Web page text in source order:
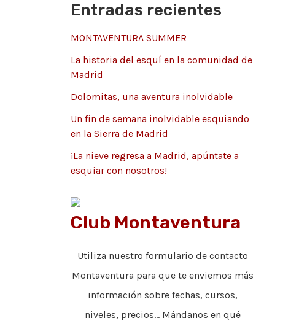
:o
r
a
s
Entradas recientes
MONTAVENTURA SUMMER
La historia del esquí en la comunidad de
Madrid
Dolomitas, una aventura inolvidable
Un fin de semana inolvidable esquiando
en la Sierra de Madrid
¡La nieve regresa a Madrid, apúntate a
esquiar con nosotros!
Club Montaventura
Utiliza nuestro formulario de contacto
Montaventura para que te enviemos más
información sobre fechas, cursos,
niveles, precios... Mándanos en qué